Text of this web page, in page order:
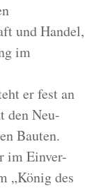
und Handel,
im
er fest an
den Neu-
Bauten.
im Einver-
„König des